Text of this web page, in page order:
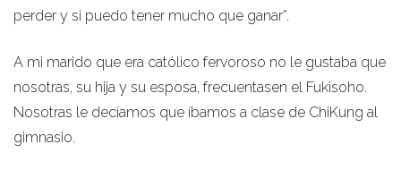
perder y si puedo tener mucho que ganar”.
A mi marido que era católico fervoroso no le gustaba que
nosotras, su hija y su esposa, frecuentasen el Fukisoho.
Nosotras le decíamos que íbamos a clase de ChiKung al
gimnasio.